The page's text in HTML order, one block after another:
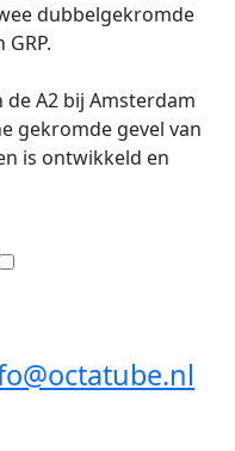
dubbelgekromde
de A2 bij Amsterdam
gekromde gevel van
is ontwikkeld en